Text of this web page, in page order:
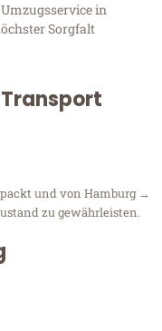
in
Sorgfalt
und von Hamburg →
zu gewährleisten.